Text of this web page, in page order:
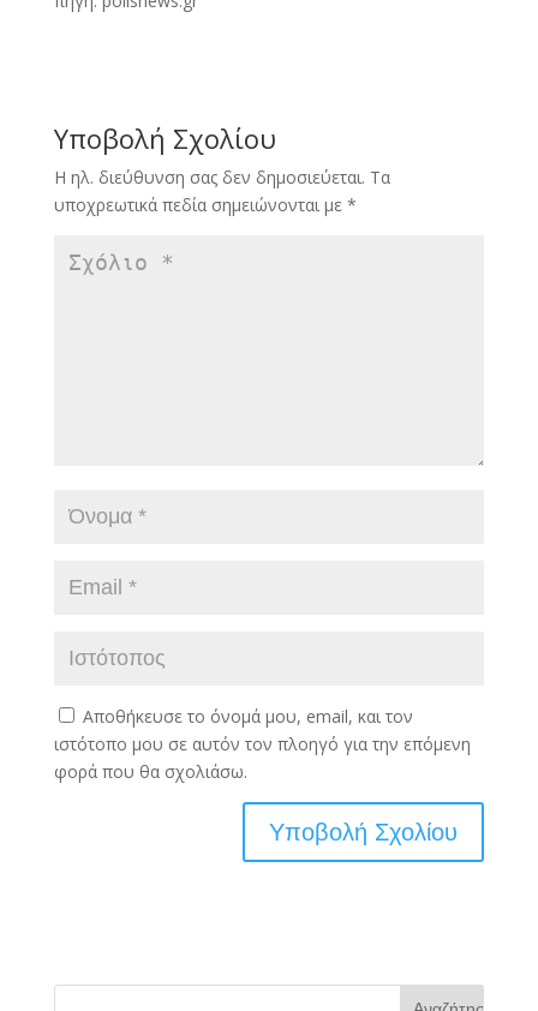
Υποβολή Σχολίου
Η ηλ. διεύθυνση σας δεν δημοσιεύεται. Τα
υποχρεωτικά πεδία σημειώνονται με *
Αποθήκευσε το όνομά μου, email, και τον
ιστότοπο μου σε αυτόν τον πλοηγό για την επόμενη
φορά που θα σχολιάσω.